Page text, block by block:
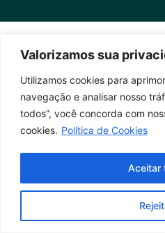
Valorizamos sua
Utilizamos cookies para
navegação e analisar nosso
todos”, você concorda com
cookies. Política de Cookies
Aceitar